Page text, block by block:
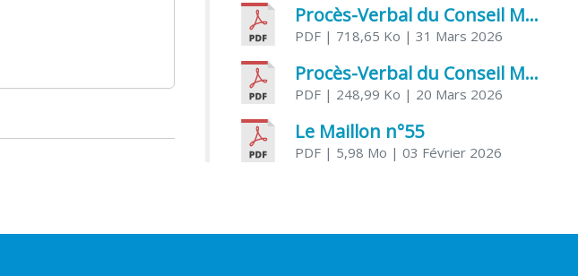
Procès-Verbal du Conseil Municipal du 31 mars 2026
PDF | 718,65 Ko | 31 Mars 2026
Procès-Verbal du Conseil Municipal du 20 mars 2026
PDF | 248,99 Ko | 20 Mars 2026
Le Maillon n°55
PDF | 5,98 Mo | 03 Février 2026